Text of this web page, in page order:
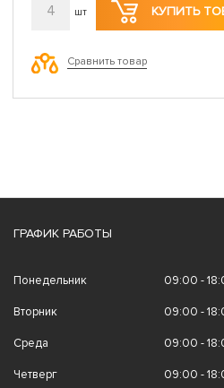
4 шт КУПИТЬ
Сравнить товар
ГРАФИК РАБОТЫ
Понедельник 09:00 -
Вторник 09:00 -
Среда 09:00 -
Четверг 09:00 -